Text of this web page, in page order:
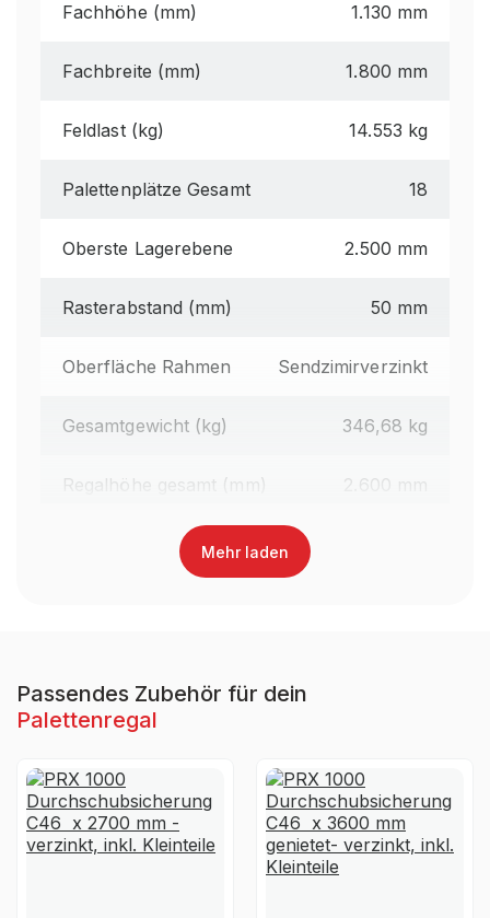
Fachhöhe (mm) 1.130 mm
Fachbreite (mm) 1.800 mm
Feldlast (kg) 14.553 kg
Palettenplätze Gesamt 18
Oberste Lagerebene 2.500 mm
Rasterabstand (mm) 50 mm
Oberfläche Rahmen Sendzimirverzinkt
Gesamtgewicht (kg) 346,68 kg
Regalhöhe gesamt (mm) 2.600 mm
Traversenlänge (mm)
Material
UV-
Beständigkeit
Ja, jedoch nicht für die
dauerhafte Verwendung im
Außenbereich geeignet
Mehr laden
Passendes Zubehör für dein
Palettenregal